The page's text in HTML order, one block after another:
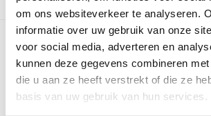
om ons websiteverkeer te analyseren.
informatie over uw gebruik van onze
voor social media, adverteren en
kunnen deze gegevens combineren
die u aan ze heeft verstrekt of die ze
basis van uw gebruik van hun services.
Meer